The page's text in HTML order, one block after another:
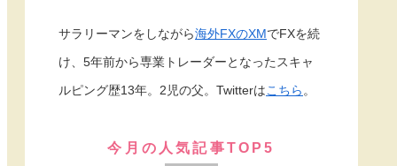
サラリーマンをしながら海外FXのXMでFXを続
け、5年前から専業トレーダーとなったスキャ
ルピング歴13年。2児の父。Twitterはこちら。
今月の人気記事TOP5